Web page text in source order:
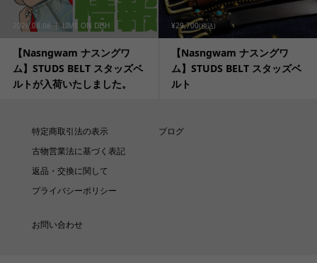
2026.08.08 LIME ON DISH
【Nasngwam ナスングワ
ム】STUDS BELT スタッズベ
ルトが入荷いたしました。
¥29,700(税込)
【Nasngwam ナスングワ
ム】STUDS BELT スタッズベ
ルト
特定商取引法の表示
古物営業法に基づく表記
返品・交換に関して
プライバシーポリシー
ブログ
お問い合わせ